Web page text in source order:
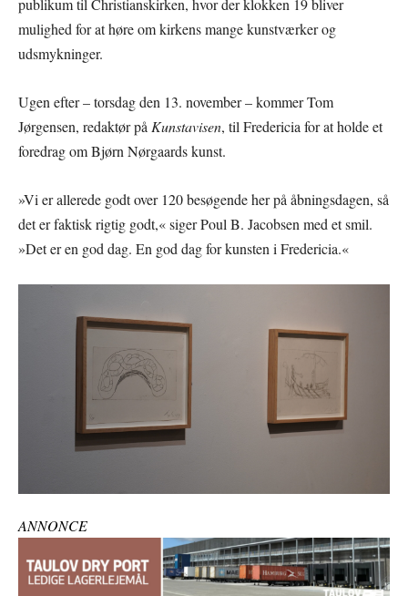
publikum til Christianskirken, hvor der klokken 19 bliver
mulighed for at høre om kirkens mange kunstværker og
udsmykninger.
Ugen efter – torsdag den 13. november – kommer Tom
Jørgensen, redaktør på Kunstavisen, til Fredericia for at holde et
foredrag om Bjørn Nørgaards kunst.
»Vi er allerede godt over 120 besøgende her på åbningsdagen, så
det er faktisk rigtig godt,« siger Poul B. Jacobsen med et smil.
»Det er en god dag. En god dag for kunsten i Fredericia.«
ANNONCE